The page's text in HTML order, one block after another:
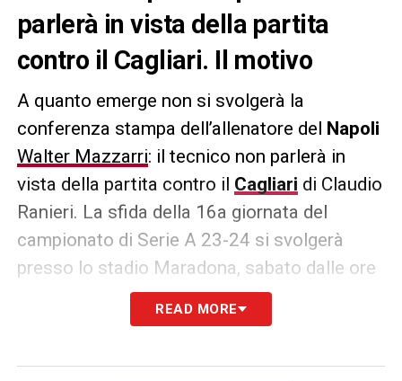
parlerà in vista della partita
contro il Cagliari. Il motivo
A quanto emerge non si svolgerà la
conferenza stampa dell’allenatore del Napoli
Walter Mazzarri: il tecnico non parlerà in
vista della partita contro il Cagliari di Claudio
Ranieri. La sfida della 16a giornata del
campionato di Serie A 23-24 si svolgerà
presso lo stadio Maradona, sabato dalle ore
confrontato con i media dopo la partita vinta
READ MORE